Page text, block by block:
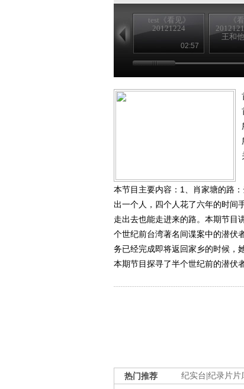
test《看见》
20121224
02:57
《
王和
本节目主要内容：1、肖家塘的路
出一个人，四个人花了六年的时间
走出去也能走进来的路。本期节目
个世纪前台湾著名间谍案中的潜伏
务已经完成即将返回家乡的时候，
本期节目探寻了半个世纪前的潜伏
纪实台 纪录片片
热门推荐